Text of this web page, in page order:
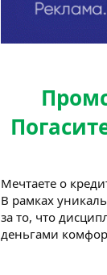
Мечтаете о
В рамках
за то, что
деньгами